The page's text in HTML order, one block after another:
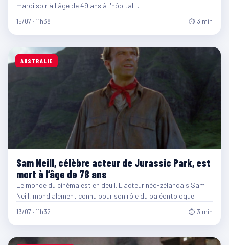
mardi soir à l'âge de 49 ans à l'hôpital…
15/07 · 11h38 ⏱ 3 min
AUSTRALIE
Sam Neill, célèbre acteur de Jurassic Park, est
mort à l’âge de 78 ans
Le monde du cinéma est en deuil. L'acteur néo-zélandais Sam
Neill, mondialement connu pour son rôle du paléontologue…
13/07 · 11h32 ⏱ 3 min